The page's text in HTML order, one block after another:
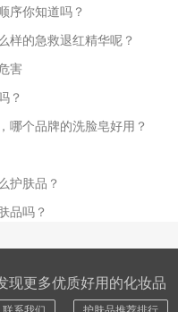
序你知道吗？
样的急救退红精华呢？
害
？
哪个品牌的洗脸皂好用？
护肤品？
品吗？
现更多优质好用的化妆品